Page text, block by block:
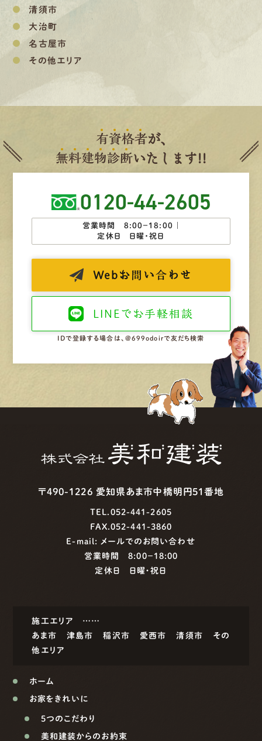
清須市
大治町
名古屋市
その他エリア
有資格者が、
無料建物診断いたします!!
0120-44-2605
営業時間 8:00−18:00 ｜
定休日 日曜・祝日
Web お問い合わせ
LINEで お手軽相談
IDで登録する場合は、@699odoirで友だち検索
〒490-1226 愛知県あま市中橋明円51番地
TEL.052-441-2605
FAX.052-441-3860
E-mail: メールでのお問い合わせ
営業時間 8:00−18:00
定休日 日曜・祝日
施工エリア ……
あま市
津島市 稲沢市 愛西市 清須市
その
他エリア
ホーム
お家をきれいに
5つのこだわり
美和建装からのお約束